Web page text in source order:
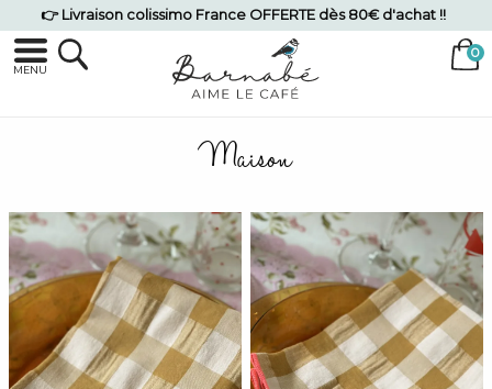
👉 Livraison colissimo France OFFERTE dès 80€ d'achat !!
MENU
Maison